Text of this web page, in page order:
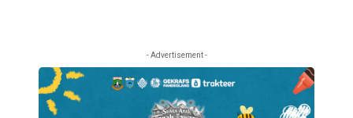
- Advertisement -